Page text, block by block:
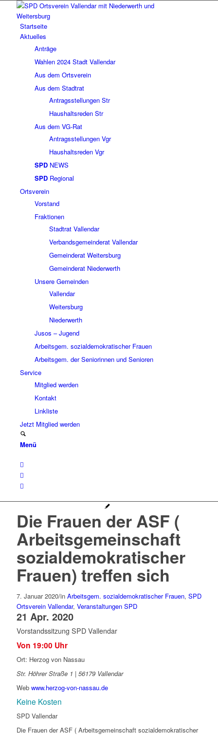
Startseite
Aktuelles
Anträge
Wahlen 2024 Stadt Vallendar
Aus dem Ortsverein
Aus dem Stadtrat
Antragsstellungen Str
Haushaltsreden Str
Aus dem VG-Rat
Antragsstellungen Vgr
Haushaltsreden Vgr
SPDNEWS
SPDRegional
Ortsverein
Vorstand
Fraktionen
Stadtrat Vallendar
Verbandsgemeinderat Vallendar
Gemeinderat Weitersburg
Gemeinderat Niederwerth
Unsere Gemeinden
Vallendar
Weitersburg
Niederwerth
Jusos – Jugend
Arbeitsgem. sozialdemokratischer Frauen
Arbeitsgem. der Seniorinnen und Senioren
Service
Mitglied werden
Kontakt
Linkliste
Jetzt Mitglied werden
Menü
Die Frauen der ASF (
Arbeitsgemeinschaft
sozialdemokratischer
Frauen) treffen sich
7. Januar 2020/in Arbeitsgem. sozialdemokratischer Frauen, SPD
Ortsverein Vallendar, Veranstaltungen SPD
21 Apr. 2020
Vorstandssitzung SPD Vallendar
Von 19:00 Uhr
Ort: Herzog von Nassau
Str. Höhrer Straße 1 | 56179 Vallendar
Web www.herzog-von-nassau.de
Keine Kosten
SPD Vallendar
Die Frauen der ASF ( Arbeitsgemeinschaft sozialdemokratischer